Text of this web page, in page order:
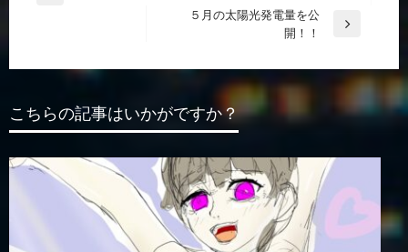
ビ
ー
ョ
投
５月の太陽光発電量を公
開！！
こちらの記事はいかがですか？